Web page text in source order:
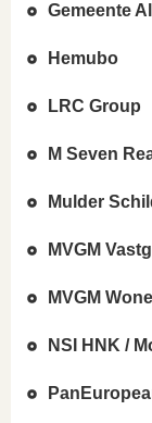
Gemeente
Hemubo
LRC Group
M Seven
Mulder
MVGM
MVGM
NSI HNK /